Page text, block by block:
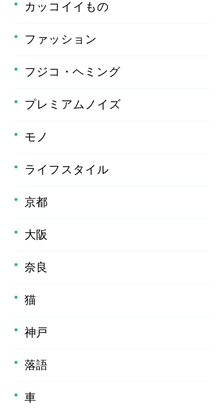
カッコイイもの
ファッション
フジコ・ヘミング
プレミアムノイズ
モノ
ライフスタイル
京都
大阪
奈良
猫
神戸
落語
車